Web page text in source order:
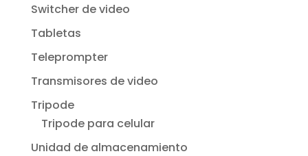
Switcher de video
Tabletas
Teleprompter
Transmisores de video
Tripode
Tripode para celular
Unidad de almacenamiento